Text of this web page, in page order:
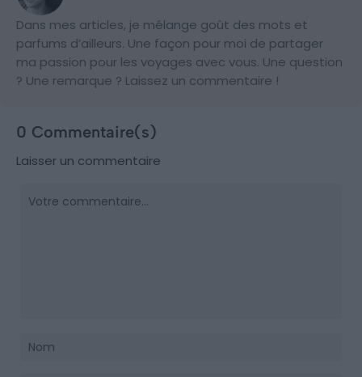
Dans mes articles, je mélange goût des mots et
parfums d’ailleurs. Une façon pour moi de partager
ma passion pour les voyages avec vous. Une question
? Une remarque ? Laissez un commentaire !
0 Commentaire(s)
Laisser un commentaire